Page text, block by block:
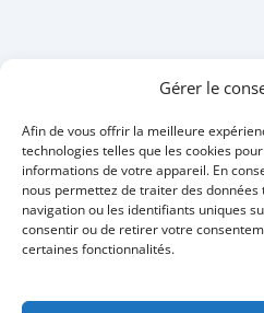
Gérer le
Afin de vous offrir la meilleure
technologies telles que les cookies
informations de votre appareil. En
nous permettez de traiter des
navigation ou les identifiants uniques
consentir ou de retirer votre
certaines fonctionnalités.